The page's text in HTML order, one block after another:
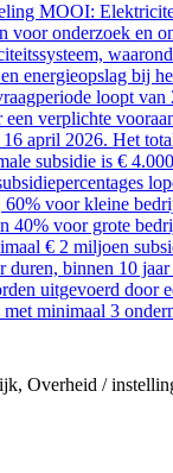
MOOI:
voor onderzoek en
energieopslag bij
loopt
een verplichte
april 2026. Het
subsidie is €
60% voor kleine
40% voor grote
€ 2 miljoen
duren, binnen 10 jaar
uitgevoerd door
minimaal 3
Overheid /